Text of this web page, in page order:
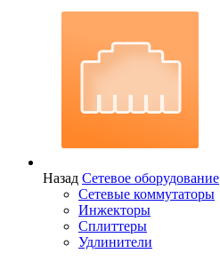
Назад Сетевое оборудование
Сетевые коммутаторы
Инжекторы
Сплиттеры
Удлинители